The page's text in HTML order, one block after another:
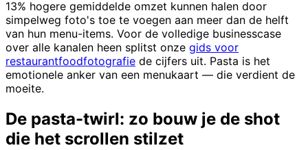
13% hogere gemiddelde omzet kunnen halen door
simpelweg foto's toe te voegen aan meer dan de helft
van hun menu-items. Voor de volledige businesscase
over alle kanalen heen splitst onze gids voor
restaurantfoodfotografie de cijfers uit. Pasta is het
emotionele anker van een menukaart — die verdient de
moeite.
De pasta-twirl: zo bouw je de shot
die het scrollen stilzet